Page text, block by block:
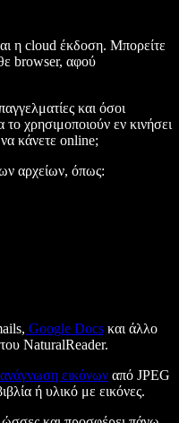
η cloud έκδοση. Μπορείτε
browser, αφού
και όσοι
χρησιμοποιούν εν κινήσει
κάνετε online;
αρχείων, όπως:
Google Docs και άλλο
NaturalReader.
ανάγνωση εικόνων από JPEG
ή υλικό με εικόνες.